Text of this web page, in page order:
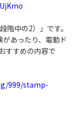
階中の2）」です。
あったり、電動ド
すすめの内容で
999/stamp-